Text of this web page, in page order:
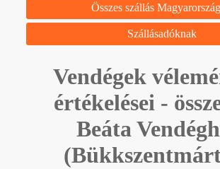
Összes szállás
Szállásadóknak
Vendégek
értékelései -
Beáta